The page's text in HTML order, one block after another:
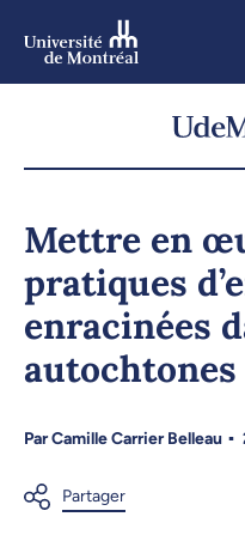
Mettre en
pratiques
enracinées
autochtones
ParCamille Carrier Belleau